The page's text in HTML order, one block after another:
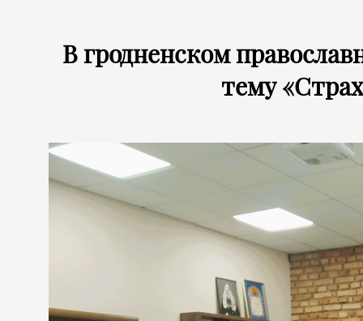
В гродненском
тему